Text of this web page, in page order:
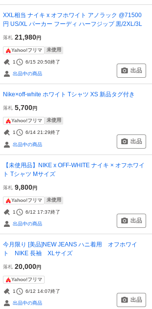
XXL相当 ナイキ x オフホワイト アノラック @71500
円 US/XL パーカー フーディ ハーフジップ 黒/2XL/3L
落札 21,980円
Yahoo!フリマ 未使用
1 6/15 20:50終了
出品中の商品 出品
Nike×off-white ホワイト Tシャツ XS 新品タグ付き
落札 5,700円
Yahoo!フリマ 未使用
1 6/14 21:29終了
出品中の商品 出品
【未使用品】NIKE x OFF-WHITE ナイキ × オフホワイ
ト Tシャツ Mサイズ
落札 9,800円
Yahoo!フリマ 未使用
1 6/12 17:37終了
出品中の商品 出品
今月限り [美品]NEW JEANS ハニ着用 オフホワイ
ト NIKE 長袖 XLサイズ
落札 20,000円
Yahoo!フリマ
1 6/12 14:07終了
出品中の商品 出品